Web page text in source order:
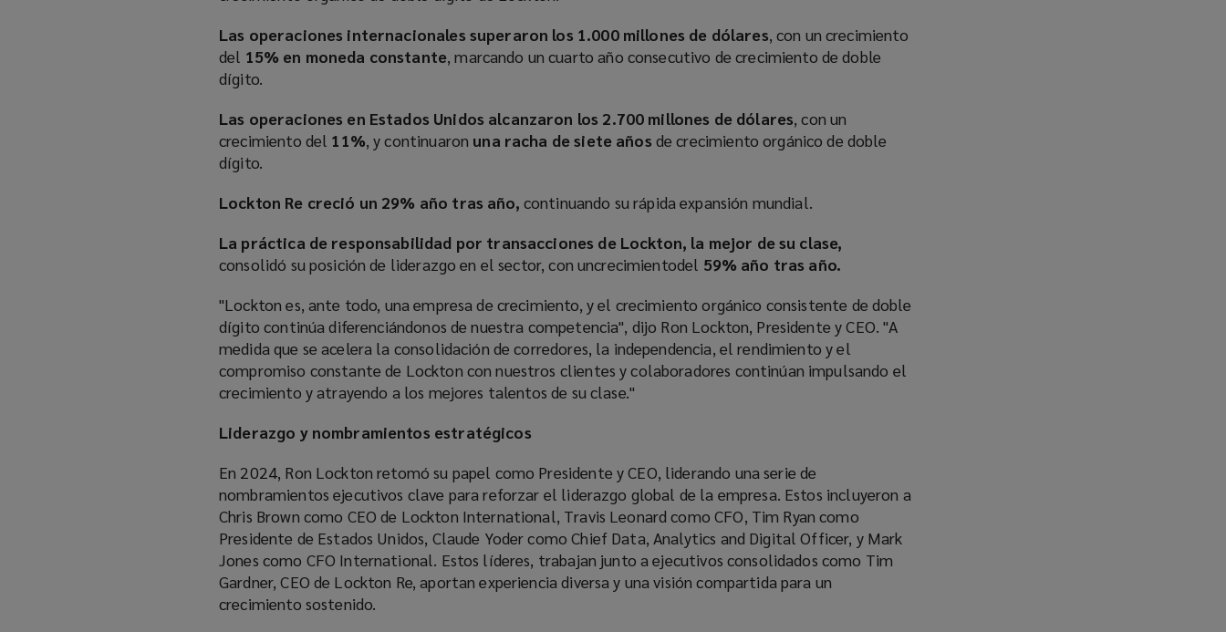
Las operaciones internacionales superaron los 1.000 millones de dólares, con un crecimiento
del 15% en moneda constante, marcando un cuarto año consecutivo de crecimiento de doble
dígito.
Las operaciones en Estados Unidos alcanzaron los 2.700 millones de dólares, con un
crecimiento del 11%, y continuaron una racha de siete años de crecimiento orgánico de doble
dígito.
Lockton Re creció un 29% año tras año, continuando su rápida expansión mundial.
La práctica de responsabilidad por transacciones de Lockton, la mejor de su clase,
consolidó su posición de liderazgo en el sector, con uncrecimientodel 59% año tras año.
"Lockton es, ante todo, una empresa de crecimiento, y el crecimiento orgánico consistente de doble
dígito continúa diferenciándonos de nuestra competencia", dijo Ron Lockton, Presidente y CEO. "A
medida que se acelera la consolidación de corredores, la independencia, el rendimiento y el
compromiso constante de Lockton con nuestros clientes y colaboradores continúan impulsando el
crecimiento y atrayendo a los mejores talentos de su clase."
Liderazgo y nombramientos estratégicos
En 2024, Ron Lockton retomó su papel como Presidente y CEO, liderando una serie de
nombramientos ejecutivos clave para reforzar el liderazgo global de la empresa. Estos incluyeron a
Chris Brown como CEO de Lockton International, Travis Leonard como CFO, Tim Ryan como
Presidente de Estados Unidos, Claude Yoder como Chief Data, Analytics and Digital Officer, y Mark
Jones como CFO International. Estos líderes, trabajan junto a ejecutivos consolidados como Tim
Gardner, CEO de Lockton Re, aportan experiencia diversa y una visión compartida para un
crecimiento sostenido.